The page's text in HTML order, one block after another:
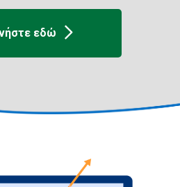
εδώ